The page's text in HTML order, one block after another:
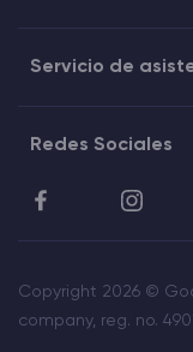
Servicio de
Redes Sociales
Copyright 2026 ©
company, reg. no.